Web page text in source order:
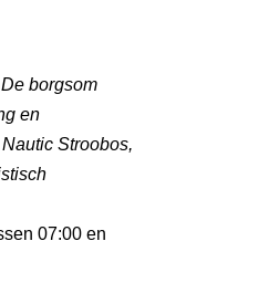
borgsom
en
Stroobos,
07:00 en